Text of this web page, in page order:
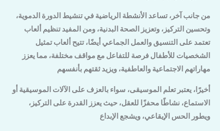
من جانب آخر، تساعد الأنشطة الرياضية في تنشيط الدورة الدموية،
وتحسين التركيز، وتعزيز الصحة البدنية، ومن المفيد تنظيم ألعاب
تعتمد على التنسيق والعمل الجماعي أيضًا، تتيح ألعاب تمثيل
الشخصيات للأطفال فرصة للتفاعل مع مواقف مختلفة، مما يعزز
مهاراتهم الاجتماعية والعاطفية، ويزيد ثقتهم بأنفسهم
أخيرًا، يعتبر تعلم الموسيقى، سواء بالعزف على الآلات الموسيقية أو
الاستماع، نشاطًا محفزًا للعقل، حيث يعزز القدرة على التركيز،
ويطور الحس الإيقاعي، ويشجع الإبداع